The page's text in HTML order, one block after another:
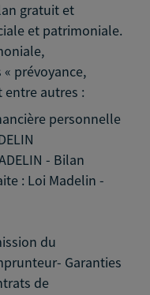
gratuit et
et patrimoniale.
prévoyance,
entre autres :
personnelle
- Bilan
: Loi Madelin -
du
Garanties
de